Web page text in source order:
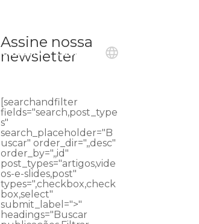
Ouvidoria Contato
Assine nossa
newsletter
[searchandfilter
fields="search,post_type
s"
search_placeholder="B
uscar" order_dir=",,desc"
order_by=",,id"
post_types="artigos,vide
os-e-slides,post"
types=",checkbox,check
box,select"
submit_label=">"
headings="Buscar